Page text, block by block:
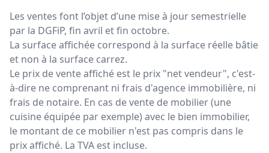
Les ventes font l’objet d’une mise à jour semestrielle
par la DGFiP, fin avril et fin octobre.
La surface affichée correspond à la surface réelle bâtie
et non à la surface carrez.
Le prix de vente affiché est le prix "net vendeur", c'est-
à-dire ne comprenant ni frais d'agence immobilière, ni
frais de notaire. En cas de vente de mobilier (une
cuisine équipée par exemple) avec le bien immobilier,
le montant de ce mobilier n'est pas compris dans le
prix affiché. La TVA est incluse.